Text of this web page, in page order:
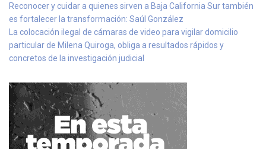
Reconocer y cuidar a quienes sirven a Baja California Sur también
es fortalecer la transformación: Saúl González
La colocación ilegal de cámaras de video para vigilar domicilio
particular de Milena Quiroga, obliga a resultados rápidos y
concretos de la investigación judicial